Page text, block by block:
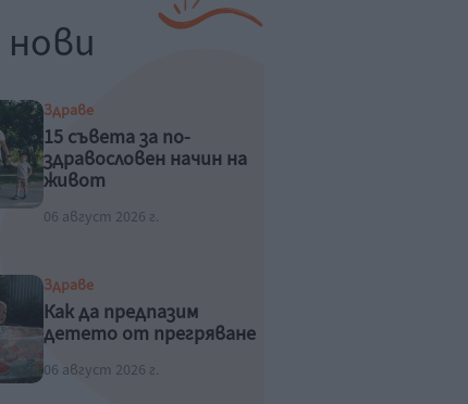
Здраве
15 съвета за по-
здравословен начин на
живот
06 август 2026 г.
Здраве
Как да предпазим
детето от прегряване
06 август 2026 г.